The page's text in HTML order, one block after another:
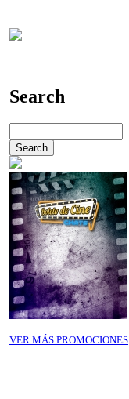
Search
VER MÁS PROMOCIONES